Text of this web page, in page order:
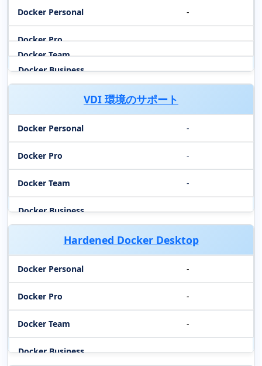
-
VDI 環境のサポート
-
-
-
Hardened Docker Desktop
-
-
-